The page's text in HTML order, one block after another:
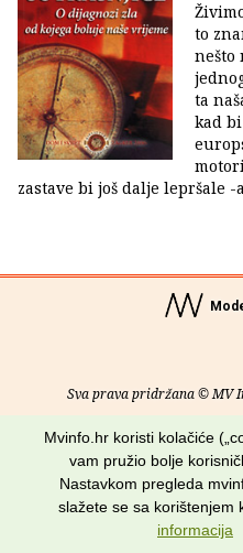
to
nešto
ta
kad
zastave bi još dalje lepršale
Sva prava pridržana © MV
O nama• Pomoć•
Mvinfo.hr koristi kolačiće
vam pružio bolje
Nastavkom pregleda
slažete se sa korištenjem
informacija